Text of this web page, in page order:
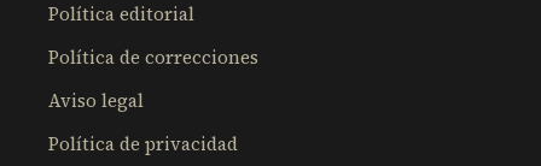
Política editorial
Política de correcciones
Aviso legal
Política de privacidad